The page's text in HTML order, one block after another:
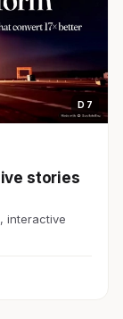
D 7
stories
interactive